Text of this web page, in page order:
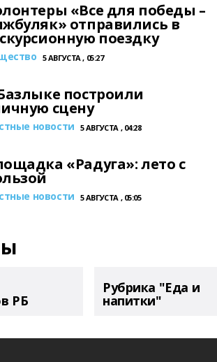
«Все для победы –
отправились в
поездку
5 АВГУСТА , 05:27
построили
сцену
новости 5 АВГУСТА , 04:28
«Радуга»: лето с
новости 5 АВГУСТА , 05:05
РБ
Рубрика "Еда и
напитки"